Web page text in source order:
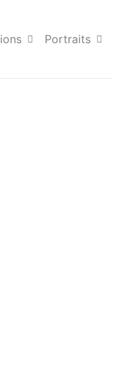
Portraits
All rights reserved.